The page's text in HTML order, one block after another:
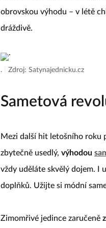
obrovskou výhodu – v létě
dráždivě.
. Zdroj: Satynajednicku.cz
Sametová
Mezi další hit letošního roku
zbytečně usedlý, výhodou
vždy uděláte skvělý dojem. I
doplňků. Užijte si módní
Zimomřivé jedince zaručeně